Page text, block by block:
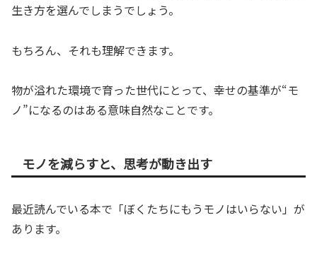
生き方を選んでしまうでしょう。
もちろん、それも理解できます。
物が溢れた環境で育った世代にとって、幸せの基準が“モ
ノ”になるのはある意味自然なことです。
モノを減らすと、思考が動き出す
最近読んでいる本で「ぼくたちにもうモノはいらない」が
あります。